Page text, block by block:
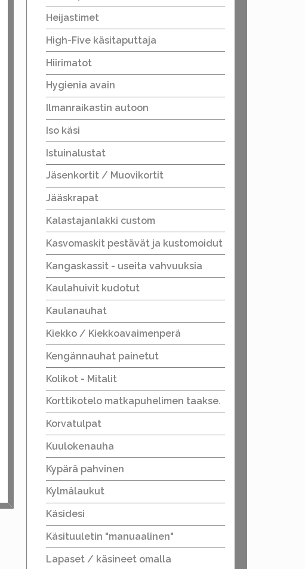
Heijastimet
High-Five käsitaputtaja
Hiirimatot
Hygienia avain
Ilmanraikastin autoon
Iso käsi
Istuinalustat
Jäsenkortit / Muovikortit
Jääskrapat
Kalastajanlakki custom
Kasvomaskit pestävät ja kustomoidut
Kangaskassit - useita vahvuuksia
Kaulahuivit kudotut
Kaulanauhat
Kiekko / Kiekkoavaimenperä
Kengännauhat painetut
Kolikot - Mitalit
Korttikotelo matkapuhelimen taakse.
Korvatulpat
Kuulokenauha
Kypärä pahvinen
Kylmälaukut
Käsidesi
Käsituuletin "manuaalinen"
Lapaset / käsineet omalla